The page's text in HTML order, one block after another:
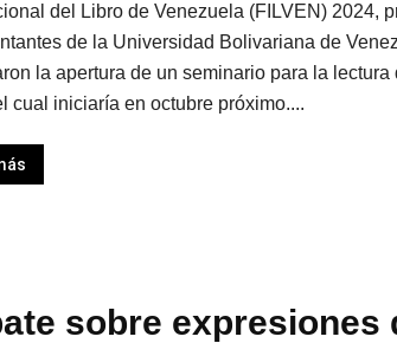
del Libro de Venezuela (FILVEN) 2024,
de la Universidad Bolivariana de
la apertura de un seminario para la lectura
cual iniciaría en octubre próximo....
sobre expresiones